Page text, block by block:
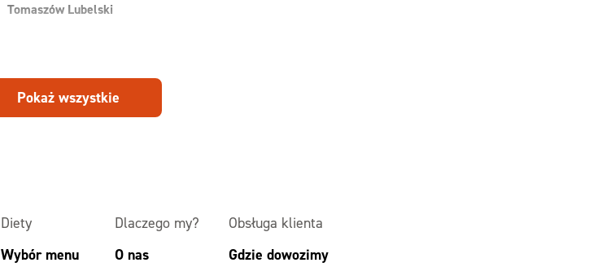
Tomaszów Lubelski
Pokaż wszystkie
Diety
Wybór menu
Dlaczego my?
O nas
Obsługa klienta
Gdzie dowozimy